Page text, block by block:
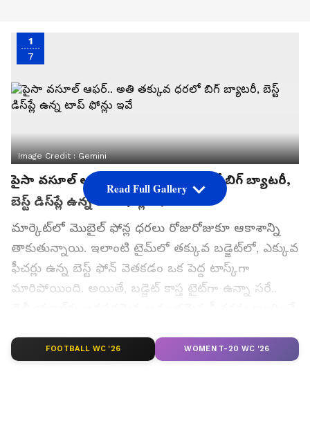
1
7
Image Credit :Gemini
పైసా వసూల్ ఆఫర్.. అతి తక్కువ ధరలో బిగ్ బ్యాటరీ,
బెస్ట్ డిస్‌ప్లే ఉన్న టాప్ ఫోన్లు ఇవే
మార్కెట్‌లో మొబైల్ ఫోన్ల ధరలు రోజురోజుకూ ఆకాశాన్ని
తాకుతున్నాయి. ఇలాంటి టైమ్‌లో తక్కువ బడ్జెట్‌లో, ఎక్కువ
ఫీచర్లు ఉన్న బెస్ట్ ఫోన్ వెతకడం ఒక పెద్ద టాస్క్‌గా
మారిపోయింది. అయితే, బడ్జెట్ కాస్త టైట్‌గా ఉన్నా సరే..
మీరు ఆన్‌లైన్ క్లాసులు వినడానికైనా, సోషల్ మీడియాలో
Read Full Gallery
FOOTBALL WC '26 WOMEN T-20 WC '26